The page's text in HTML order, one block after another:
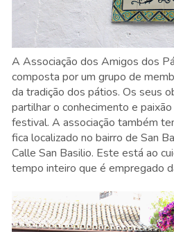
A Associação dos Amigos dos
composta por um grupo de
da tradição dos pátios. Os seus
partilhar o conhecimento e
festival. A associação também
fica localizado no bairro de San
Calle San Basilio. Este está ao
tempo inteiro que é empregado